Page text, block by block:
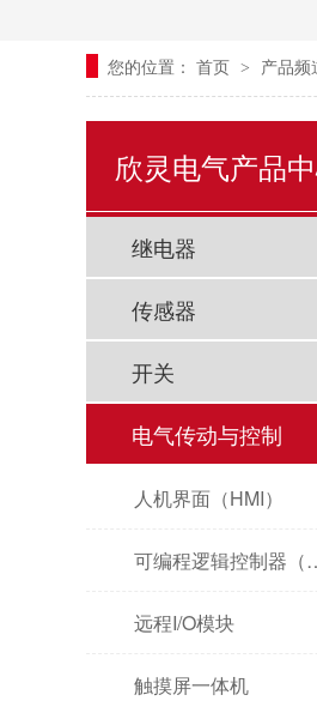
新能源继
您的位置： 首页 > 产品频
欣灵电气产品
继电器
传感器
开关
电气传动与控制
人机界面（HMI）
可编程
远程I/O模块
触摸屏一体机